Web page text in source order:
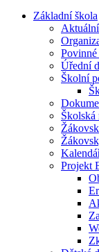
Základní škola
Úřední
Školní
Školská
Projekt